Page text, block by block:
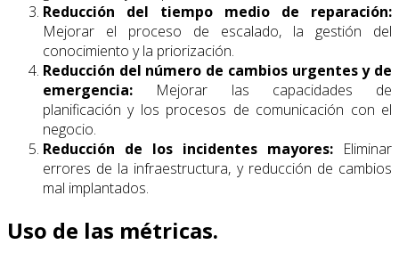
Reducción del tiempo medio de reparación:
Mejorar el proceso de escalado, la gestión del
conocimiento y la priorización.
Reducción del número de cambios urgentes y de
emergencia: Mejorar las capacidades de
planificación y los procesos de comunicación con el
negocio.
Reducción de los incidentes mayores: Eliminar
errores de la infraestructura, y reducción de cambios
mal implantados.
Uso de las métricas.